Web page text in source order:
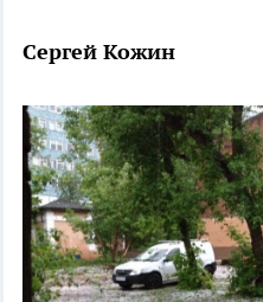
Сергей Кожин